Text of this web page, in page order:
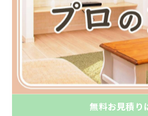
つきやすい点が大きな魅力で
や資格取得支援など、卒業後
サポート体制が整っています。
注意点としては、訓練校ごと
設備、指導方針に違いがある
に参加し、自分の目標や興味
無料お見積り